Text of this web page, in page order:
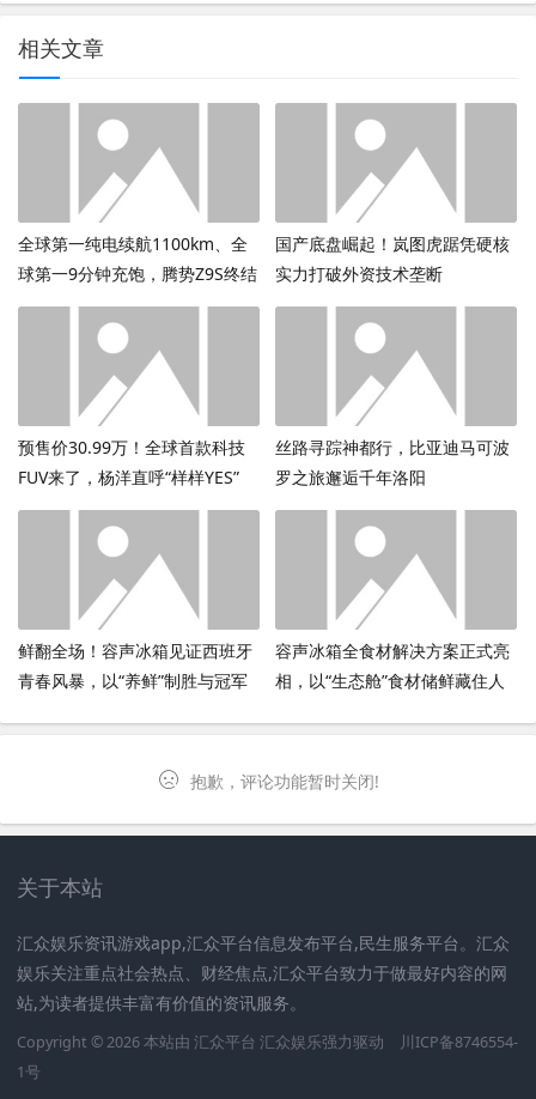
相关文章
全球第一纯电续航1100km、全
球第一9分钟充饱，腾势Z9S终结
续航焦虑
国产底盘崛起！岚图虎踞凭硬核
实力打破外资技术垄断
预售价30.99万！全球首款科技
FUV来了，杨洋直呼“样样YES”
丝路寻踪神都行，比亚迪马可波
罗之旅邂逅千年洛阳
鲜翻全场！容声冰箱见证西班牙
青春风暴，以“养鲜”制胜与冠军
容声冰箱全食材解决方案正式亮
相，以“生态舱”食材储鲜藏住人
抱歉，评论功能暂时关闭!
关于本站
汇众娱乐资讯游戏app,汇众平台信息发布平台,民生服务平台。汇众
娱乐关注重点社会热点、财经焦点,汇众平台致力于做最好内容的网
站,为读者提供丰富有价值的资讯服务。
Copyright © 2026 本站由 汇众平台 汇众娱乐强力驱动
川ICP备8746554-
1号